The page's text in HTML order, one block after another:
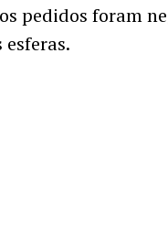
pedidos foram
esferas.